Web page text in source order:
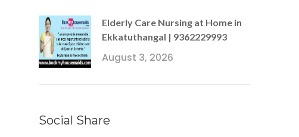
Elderly Care Nursing at Home in
Ekkatuthangal | 9362229993
August 3, 2026
Social Share